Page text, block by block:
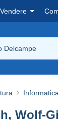
Vendere
Delcampe
Informatica
Wolf-